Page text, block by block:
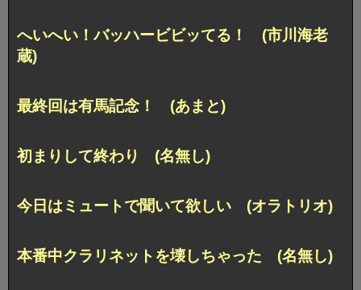
へいへい！バッハービビッてる！ (市川海老
蔵)
最終回は有馬記念！ (あまと)
初まりして終わり (名無し)
今日はミュートで聞いて欲しい (オラトリオ)
本番中クラリネットを壊しちゃった (名無し)